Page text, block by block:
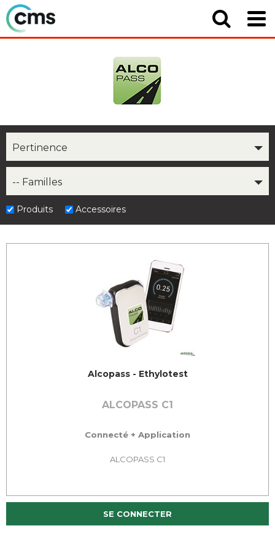
Pertinence
-- Familles
Produits Accessoires
Alcopass - Ethylotest
ALCOPASS C1
Connecté + Application
ALCOPASS C1
SE CONNECTER